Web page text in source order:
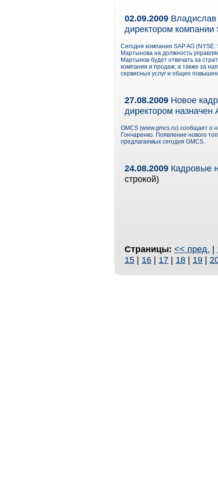
02.09.2009
директором
Сегодня компания SAP AG
Мартынова на должность
Мартынов будет отвечать за
компании и продаж, а также за
сервисных услуг и общее
27.08.2009 Новое
директором назначен
GMCS (www.gmcs.ru) сообщает о
Гончаренко. Появление нового
предлагаемых сегодня GMCS.
24.08.2009 Кадровые
строкой)
Страницы: << пред. |
15 | 16 | 17 | 18 | 19 |